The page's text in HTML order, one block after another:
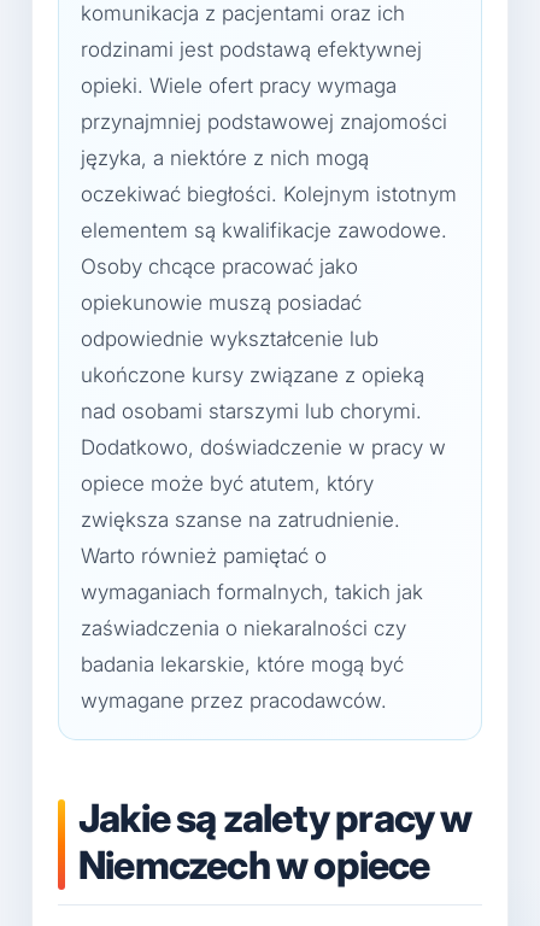
komunikacja z pacjentami oraz ich
rodzinami jest podstawą efektywnej
opieki. Wiele ofert pracy wymaga
przynajmniej podstawowej znajomości
języka, a niektóre z nich mogą
oczekiwać biegłości. Kolejnym istotnym
elementem są kwalifikacje zawodowe.
Osoby chcące pracować jako
opiekunowie muszą posiadać
odpowiednie wykształcenie lub
ukończone kursy związane z opieką
nad osobami starszymi lub chorymi.
Dodatkowo, doświadczenie w pracy w
opiece może być atutem, który
zwiększa szanse na zatrudnienie.
Warto również pamiętać o
wymaganiach formalnych, takich jak
zaświadczenia o niekaralności czy
badania lekarskie, które mogą być
wymagane przez pracodawców.
Jakie są zalety pracy w
Niemczech w opiece